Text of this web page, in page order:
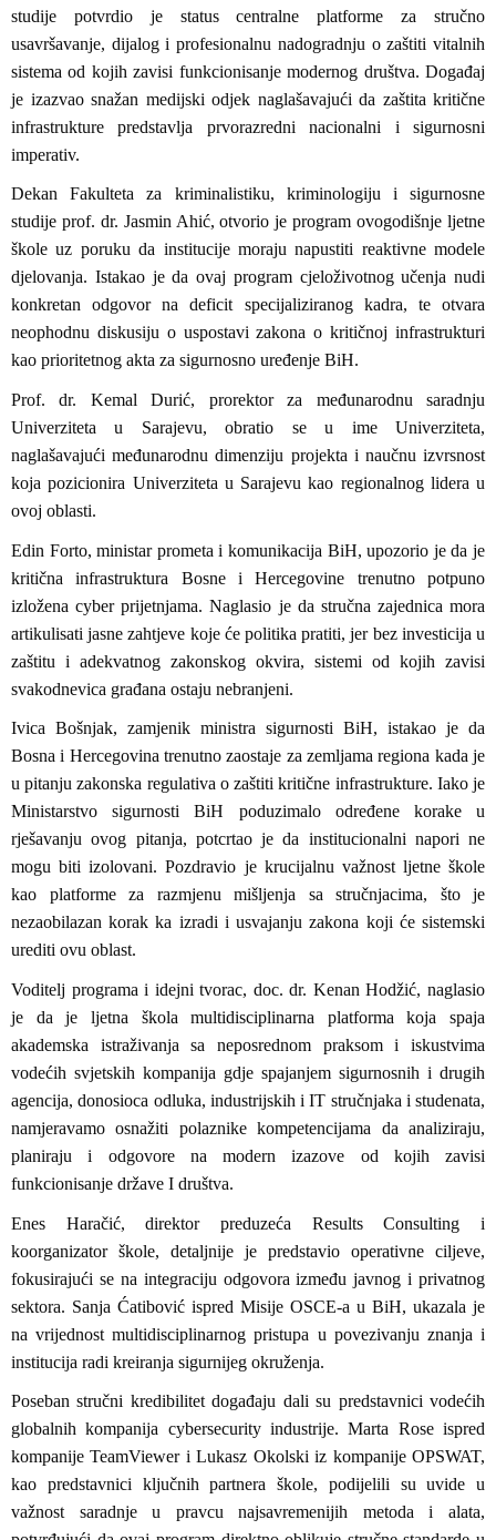
studije potvrdio je status centralne platforme za stručno
usavršavanje, dijalog i profesionalnu nadogradnju o zaštiti vitalnih
sistema od kojih zavisi funkcionisanje modernog društva. Događaj
je izazvao snažan medijski odjek naglašavajući da zaštita kritične
infrastrukture predstavlja prvorazredni nacionalni i sigurnosni
imperativ.
Dekan Fakulteta za kriminalistiku, kriminologiju i sigurnosne
studije prof. dr. Jasmin Ahić, otvorio je program ovogodišnje ljetne
škole uz poruku da institucije moraju napustiti reaktivne modele
djelovanja. Istakao je da ovaj program cjeloživotnog učenja nudi
konkretan odgovor na deficit specijaliziranog kadra, te otvara
neophodnu diskusiju o uspostavi zakona o kritičnoj infrastrukturi
kao prioritetnog akta za sigurnosno uređenje BiH.
Prof. dr. Kemal Durić, prorektor za međunarodnu saradnju
Univerziteta u Sarajevu, obratio se u ime Univerziteta,
naglašavajući međunarodnu dimenziju projekta i naučnu izvrsnost
koja pozicionira Univerziteta u Sarajevu kao regionalnog lidera u
ovoj oblasti.
Edin Forto, ministar prometa i komunikacija BiH, upozorio je da je
kritična infrastruktura Bosne i Hercegovine trenutno potpuno
izložena cyber prijetnjama. Naglasio je da stručna zajednica mora
artikulisati jasne zahtjeve koje će politika pratiti, jer bez investicija u
zaštitu i adekvatnog zakonskog okvira, sistemi od kojih zavisi
svakodnevica građana ostaju nebranjeni.
Ivica Bošnjak, zamjenik ministra sigurnosti BiH, istakao je da
Bosna i Hercegovina trenutno zaostaje za zemljama regiona kada je
u pitanju zakonska regulativa o zaštiti kritične infrastrukture. Iako je
Ministarstvo sigurnosti BiH poduzimalo određene korake u
rješavanju ovog pitanja, potcrtao je da institucionalni napori ne
mogu biti izolovani. Pozdravio je krucijalnu važnost ljetne škole
kao platforme za razmjenu mišljenja sa stručnjacima, što je
nezaobilazan korak ka izradi i usvajanju zakona koji će sistemski
urediti ovu oblast.
Voditelj programa i idejni tvorac, doc. dr. Kenan Hodžić, naglasio
je da je ljetna škola multidisciplinarna platforma koja spaja
akademska istraživanja sa neposrednom praksom i iskustvima
vodećih svjetskih kompanija gdje spajanjem sigurnosnih i drugih
agencija, donosioca odluka, industrijskih i IT stručnjaka i studenata,
namjeravamo osnažiti polaznike kompetencijama da analiziraju,
planiraju i odgovore na modern izazove od kojih zavisi
funkcionisanje države I društva.
Enes Haračić, direktor preduzeća Results Consulting i
koorganizator škole, detaljnije je predstavio operativne ciljeve,
fokusirajući se na integraciju odgovora između javnog i privatnog
sektora. Sanja Ćatibović ispred Misije OSCE-a u BiH, ukazala je
na vrijednost multidisciplinarnog pristupa u povezivanju znanja i
institucija radi kreiranja sigurnijeg okruženja.
Poseban stručni kredibilitet događaju dali su predstavnici vodećih
globalnih kompanija cybersecurity industrije. Marta Rose ispred
kompanije TeamViewer i Lukasz Okolski iz kompanije OPSWAT,
kao predstavnici ključnih partnera škole, podijelili su uvide u
važnost saradnje u pravcu najsavremenijih metoda i alata,